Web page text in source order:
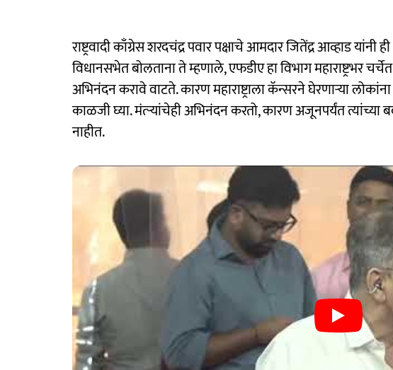
राष्ट्रवादी काँग्रेस शरदचंद्र पवार पक्षाचे आमदार जितेंद्र आव्हाड
विधानसभेत बोलताना ते म्हणाले, एफडीए हा विभाग महाराष्ट्रभर
अभिनंदन करावे वाटते. कारण महाराष्ट्राला कॅन्सरने घेरणाऱ्या
काळजी घ्या. मंत्र्‍यांचेही अभिनंदन करतो, कारण अजूनपर्यंत
नाहीत.